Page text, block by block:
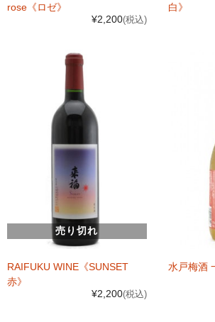
rose《ロゼ》
¥2,200(税込)
白》
売り切れ
RAIFUKU WINE《SUNSET
赤》
¥2,200(税込)
水戸梅酒